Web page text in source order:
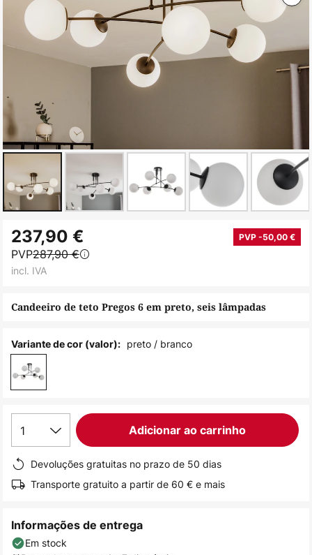
para
início
Galeria
imagens
Candeeiro de teto Pregos 6 em preto, seis lâmpadas
237,90 € PVP -50,00 €
PVP287,90 €
incl. IVA
Variante de cor (valor): preto / branco
1 Adicionar ao carrinho
Devoluções gratuitas no prazo de 50 dias
Transporte gratuito a partir de 60 € e mais
Informações de entrega
Em stock